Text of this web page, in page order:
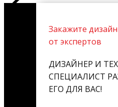
Закажите
от экспертов
ДИЗАЙНЕР И
СПЕЦИАЛИСТ
ЕГО ДЛЯ ВАС!